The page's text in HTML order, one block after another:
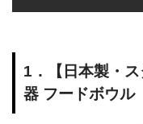
1．【日本製・
器 フードボウル